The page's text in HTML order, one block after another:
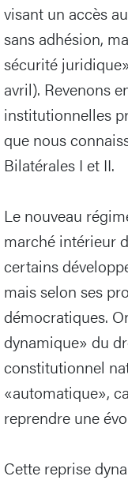
visant un accès
sans adhésion,
sécurité
avril). Revenons
institutionnelles
que nous
Bilatérales I et II.
Le nouveau
marché intérieur
certains
mais selon ses
démocratiques.
dynamique» du
constitutionnel
«automatique»,
reprendre une
Cette reprise